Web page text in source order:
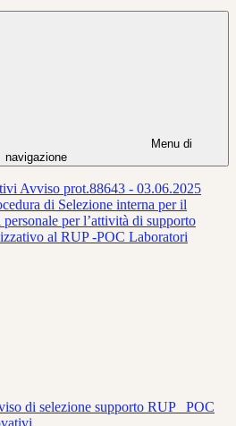
Menu di
navigazione
Avviso prot.88643 - 03.06.2025
di Selezione interna per il
per l’attività di supporto
al RUP -POC Laboratori
di selezione supporto RUP _POC